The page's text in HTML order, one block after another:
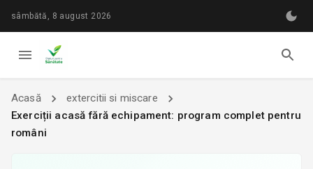
sâmbătă, 8 august 2026
Acasă
extercitii si miscare
Exerciții acasă fără echipament: program complet pentru
români